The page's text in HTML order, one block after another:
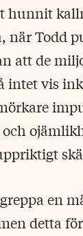
hunnit
när Todd
att de
intet vis
en
detta